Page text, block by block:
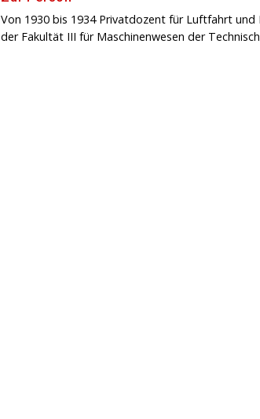
Von 1930 bis 1934 Privatdozent für Luftfahrt
der Fakultät III für Maschinenwesen der